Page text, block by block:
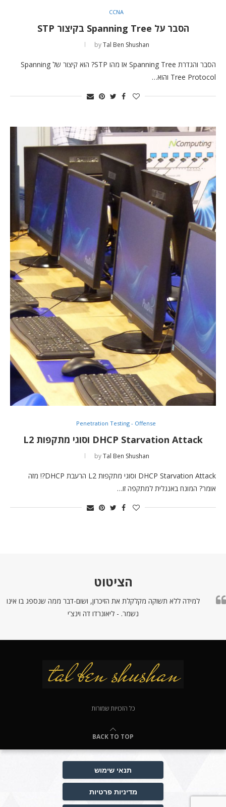
CCNA
הסבר על Spanning Tree בקיצור STP
byTal Ben Shushan
הסבר והגדרת Spanning Tree אז מהו STP? הוא קיצור של Spanning
Tree Protocol והוא…
Penetration Testing - Offense
DHCP Starvation Attack וסוגי מתקפות L2
byTal Ben Shushan
DHCP Starvation Attack וסוגי מתקפות L2 הרעבת DHCP?! מזה
אומר? המונח באנגלית למתקפה זו…
הציטוט
למידה ללא תשוקה מקלקלת את הזיכרון, ושום-דבר ממה שנספג בו אינו
נשמר. - ליאונרדו דה וינצ'י
כל הזכויות שמורות
BACK TO TOP
תנאי שימוש
מדיניות פרטיות